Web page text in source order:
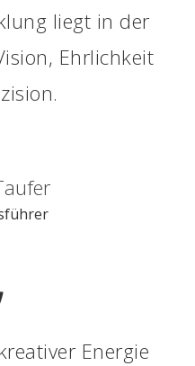
liegt in der
Ehrlichkeit
Energie